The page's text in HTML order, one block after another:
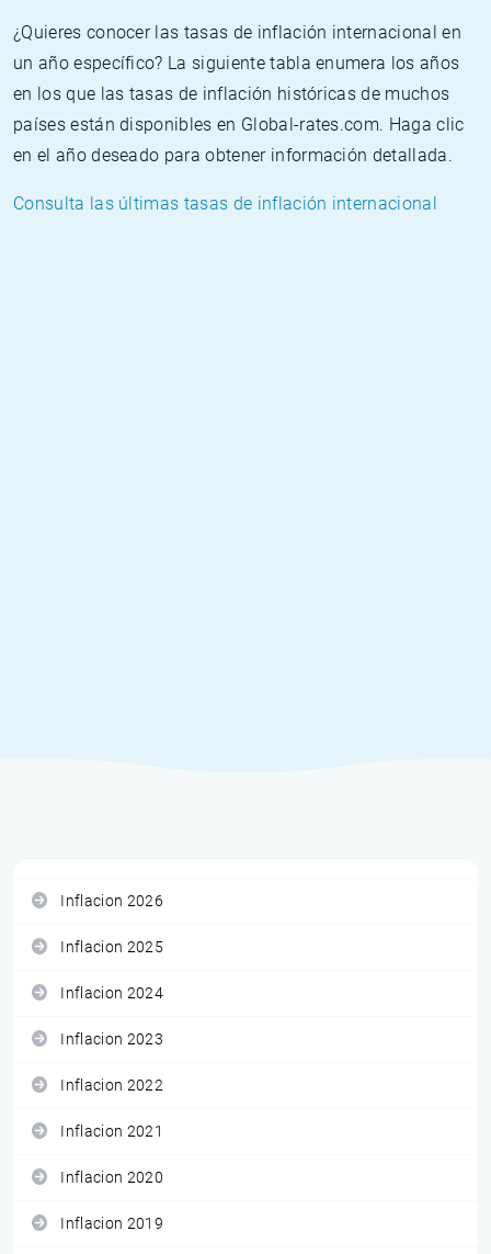
¿Quieres conocer las tasas de inflación internacional en
un año específico? La siguiente tabla enumera los años
en los que las tasas de inflación históricas de muchos
países están disponibles en Global-rates.com. Haga clic
en el año deseado para obtener información detallada.
Consulta las últimas tasas de inflación internacional
Inflacion 2026
Inflacion 2025
Inflacion 2024
Inflacion 2023
Inflacion 2022
Inflacion 2021
Inflacion 2020
Inflacion 2019